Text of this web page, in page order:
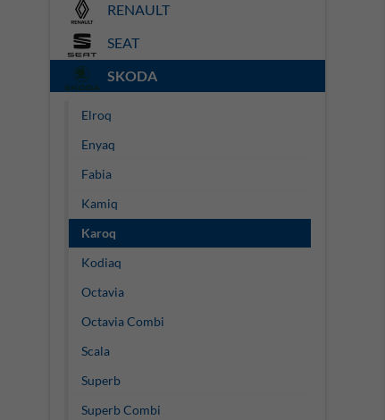
RENAULT
SEAT
SKODA
Elroq
Enyaq
Fabia
Kamiq
Karoq
Kodiaq
Octavia
Octavia Combi
Scala
Superb
Superb Combi